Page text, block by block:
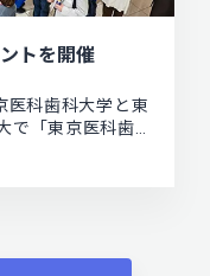
トを開催
医科歯科大学と東
で「東京医科歯…